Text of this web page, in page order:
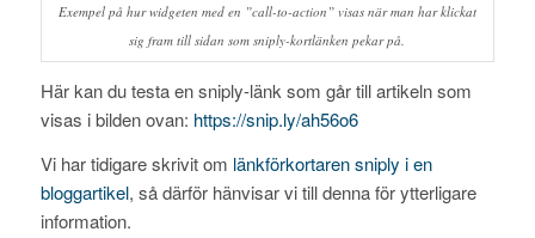
Exempel på hur widgeten med en ”call-to-action” visas när man har klickat
sig fram till sidan som sniply-kortlänken pekar på.
Här kan du testa en sniply-länk som går till artikeln som
visas i bilden ovan: https://snip.ly/ah56o6
Vi har tidigare skrivit om länkförkortaren sniply i en
bloggartikel, så därför hänvisar vi till denna för ytterligare
information.